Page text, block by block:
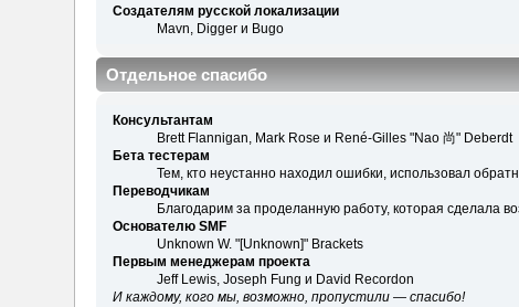
Создателям русской локализации
Mavn, Digger и Bugo
Отдельное спасибо
Консультантам
Brett Flannigan, Mark Rose и René-Gilles "Nao 尚" Deberdt
Бета тестерам
Тем, кто неустанно находил ошибки, использовал
Переводчикам
Благодарим за проделанную работу, которая сделала
Основателю SMF
Unknown W. "[Unknown]" Brackets
Первым менеджерам проекта
Jeff Lewis, Joseph Fung и David Recordon
И каждому, кого мы, возможно, пропустили — спасибо!